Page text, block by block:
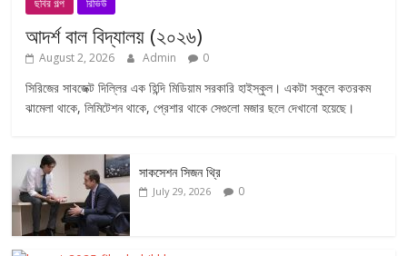
ছবির গল্প রিভিউ
আদর্শ বাল বিদ্যালয় (২০২৬)
August 2, 2026 Admin 0
সিরিজের সাবজেক্ট দিল্লির এক হিন্দি মিডিয়াম সরকারি হাইস্কুল। একটা স্কুলে কতরকম
ঝামেলা থাকে, লিমিটেশন থাকে, প্রেশার থাকে সেগুলো মজার ছলে দেখানো হয়েছে।
সাকসেশন সিজন থ্রি
July 29, 2026 0